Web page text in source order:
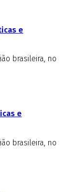
e
brasileira, no
e
brasileira, no